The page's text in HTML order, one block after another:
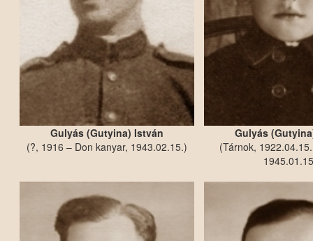
Gulyás (Gutyina) István
(?, 1916 – Don kanyar, 1943.02.15.)
Gulyás
(Tárnok,